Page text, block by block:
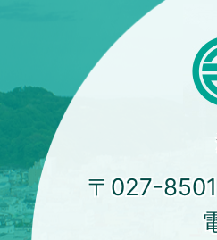
〒027-